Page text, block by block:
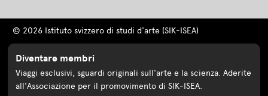
© 2026 Istituto svizzero di studi d'arte (SIK-ISEA)
Diventare membri
Viaggi esclusivi, sguardi originali sull'arte e la scienza. Aderite
all'Associazione per il promovimento di SIK-ISEA.